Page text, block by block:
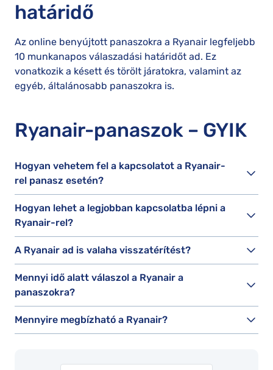
határidő
Az online benyújtott panaszokra a Ryanair legfeljebb
10 munkanapos válaszadási határidőt ad. Ez
vonatkozik a késett és törölt járatokra, valamint az
egyéb, általánosabb panaszokra is.
Ryanair-panaszok – GYIK
Hogyan vehetem fel a kapcsolatot a Ryanair-
rel panasz esetén?
Hogyan lehet a legjobban kapcsolatba lépni a
Ryanair-rel?
A Ryanair ad is valaha visszatérítést?
Mennyi idő alatt válaszol a Ryanair a
panaszokra?
Mennyire megbízható a Ryanair?